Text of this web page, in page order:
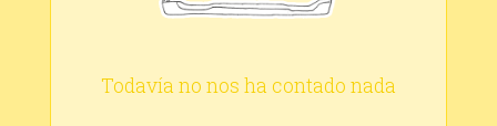
Todavía no nos ha contado nada